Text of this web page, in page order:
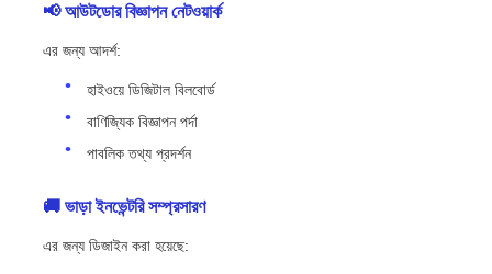
📢 আউটডোর বিজ্ঞাপন নেটওয়ার্ক
এর জন্য আদর্শ:
হাইওয়ে ডিজিটাল বিলবোর্ড
বাণিজ্যিক বিজ্ঞাপন পর্দা
পাবলিক তথ্য প্রদর্শন
🚚 ভাড়া ইনভেন্টরি সম্প্রসারণ
এর জন্য ডিজাইন করা হয়েছে: